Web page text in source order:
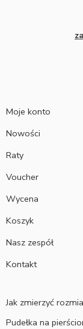
Moje konto
Nowości
Raty
Voucher
Wycena
Koszyk
Nasz zespół
Kontakt
Jak zmierzyć
Pudełka na